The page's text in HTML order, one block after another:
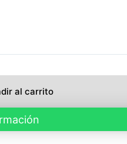
al carrito